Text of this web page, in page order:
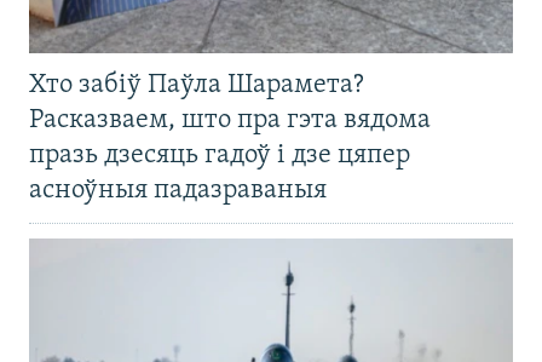
Хто забіў Паўла Шарамета?
Расказваем, што пра гэта вядома
празь дзесяць гадоў і дзе цяпер
асноўныя падазраваныя